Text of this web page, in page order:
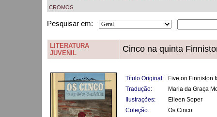
CROMOS
Pesquisar em:
LITERATURA
JUVENIL
Cinco na quinta
Título Original:
Five on Finniston
Tradução:
Maria da Graça
Ilustrações:
Eileen Soper
Coleção:
Os Cinco